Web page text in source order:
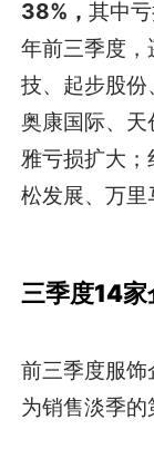
38%，其中
年前三季度
技、起步股份
奥康国际、
雅亏损扩大
松发展、万里
三季度14
前三季度服
为销售淡季的